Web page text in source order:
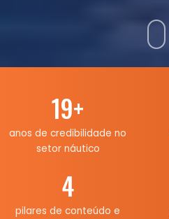
19+
anos de credibilidade no
setor náutico
4
pilares de conteúdo e